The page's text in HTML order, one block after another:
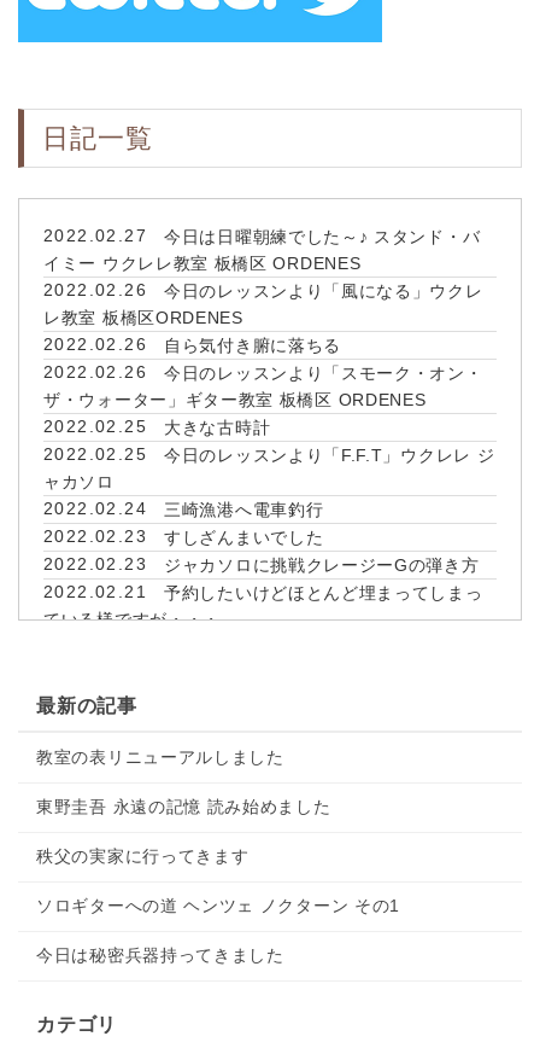
日記一覧
2022.02.27
今日は日曜朝練でした～♪ スタンド・バ
イミー ウクレレ教室 板橋区 ORDENES
2022.02.26
今日のレッスンより「風になる」ウクレ
レ教室 板橋区ORDENES
2022.02.26
自ら気付き腑に落ちる
2022.02.26
今日のレッスンより「スモーク・オン・
ザ・ウォーター」ギター教室 板橋区 ORDENES
2022.02.25
大きな古時計
2022.02.25
今日のレッスンより「F.F.T」ウクレレ ジ
ャカソロ
2022.02.24
三崎漁港へ電車釣行
2022.02.23
すしざんまいでした
2022.02.23
ジャカソロに挑戦クレージーGの弾き方
2022.02.21
予約したいけどほとんど埋まってしまっ
ている様ですが・・・
2022.02.18
♪
2022.02.10
津軽そば ぼんじゅ取り寄せてみました
は頂きません
2022.02.08
古賀先生のCubaseレッスン
やって来ました
2022.02.06
最新の記事
教室の表リニューアルしました
東野圭吾 永遠の記憶 読み始めました
秩父の実家に行ってきます
ソロギターへの道 ヘンツェ ノクターン その1
今日は秘密兵器持ってきました
カテゴリ